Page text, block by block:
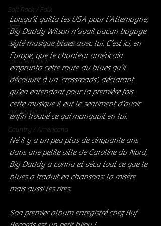
Soft Rock / Folk
Jazz
Soul / Funk / Rhythm Blues
Southern rock
Bons Plans
Rock
ZIKERS NIGHT
Country / Americana
Lorsqu’il quitta les USA pour l’Allemagne,
Big Daddy Wilson n’avait aucun bagage
siglé musique blues avec lui. C’est ici, en
Europe, que le chanteur américain
emprunta cette route du blues qu’il
découvrit à un ‘crossroads’, déclarant
qu’en entendant pour la première fois
cette musique il eut le sentiment d’avoir
enfin trouvé ce qui manquait en lui.
Né il y a un peu plus de cinquante ans
dans une petite ville de Caroline du Nord,
Big Daddy a connu et vécu tout ce que le
blues a traduit en chansons: la misère
mais aussi les rires.
Son premier album enregistré chez Ruf